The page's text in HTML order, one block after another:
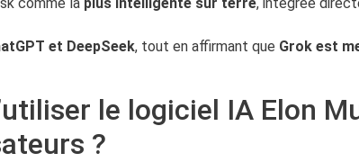
et DeepSeek, tout en affirmant que Grok est
le logiciel IA Elon
?